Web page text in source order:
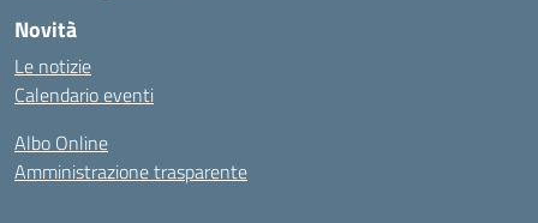
Novità
Le notizie
Calendario eventi
Albo Online
Amministrazione trasparente